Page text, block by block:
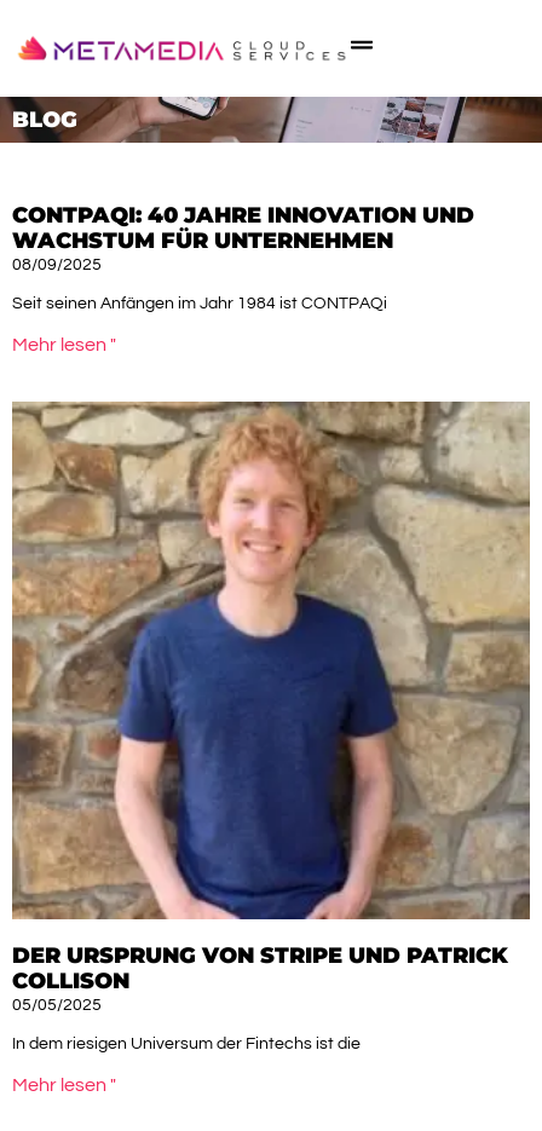
BLOG
CONTPAQI: 40 JAHRE INNOVATION UND
WACHSTUM FÜR UNTERNEHMEN
08/09/2025
Seit seinen Anfängen im Jahr 1984 ist CONTPAQi
Mehr lesen "
DER URSPRUNG VON STRIPE UND PATRICK
COLLISON
05/05/2025
In dem riesigen Universum der Fintechs ist die
Mehr lesen "